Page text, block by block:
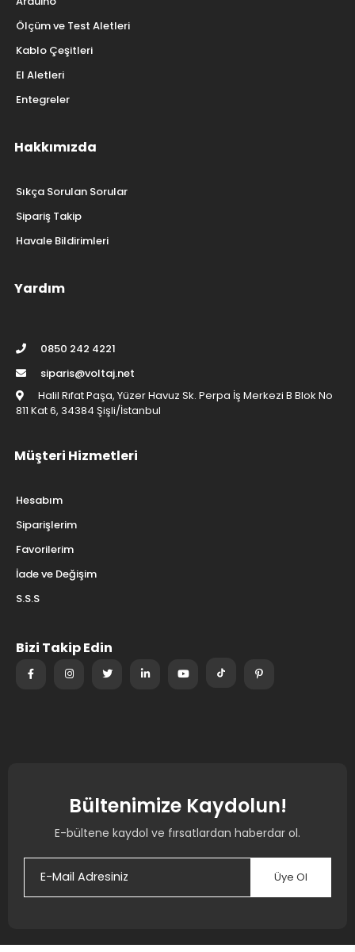
Ölçüm ve Test Aletleri
Kablo Çeşitleri
El Aletleri
Entegreler
Hakkımızda
Sıkça Sorulan Sorular
Sipariş Takip
Havale Bildirimleri
Yardım
0850 242 4221
siparis@voltaj.net
Halil Rıfat Paşa, Yüzer Havuz Sk. Perpa İş Merkezi B Blok No
811 Kat 6, 34384 Şişli/İstanbul
Müşteri Hizmetleri
Hesabım
Siparişlerim
Favorilerim
İade ve Değişim
S.S.S
Bizi Takip Edin
Bültenimize Kaydolun!
E-bültene kaydol ve fırsatlardan haberdar ol.
Üye Ol